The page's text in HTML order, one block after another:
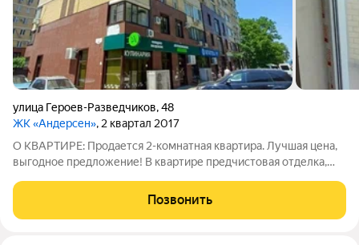
улица Героев-Разведчиков,48
ЖК «Андерсен», 2 квартал 2017
О КBAPTИPЕ: Продается 2-комнатная квартира. Лучшая цена,
выгодное предложение! В квартире предчистовая отделка,
Счетчики систем водоснабжения и отопления. Дом с лифтом,
монолитно-кирпичный,
Позвонить